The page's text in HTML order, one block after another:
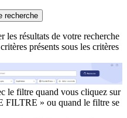
recherche
les résultats de votre recherche
présents sous les critères
le filtre quand vous cliquez sur
» ou quand le filtre se